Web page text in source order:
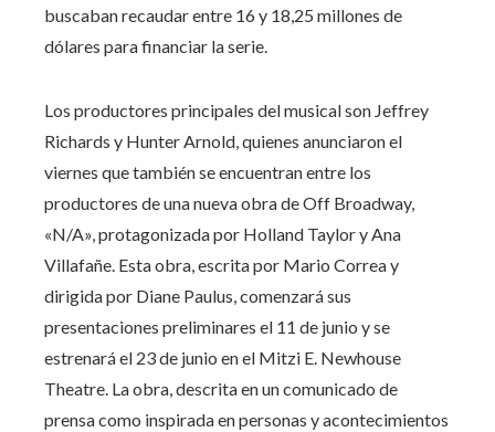
buscaban recaudar entre 16 y 18,25 millones de
dólares para financiar la serie.
Los productores principales del musical son Jeffrey
Richards y Hunter Arnold, quienes anunciaron el
viernes que también se encuentran entre los
productores de una nueva obra de Off Broadway,
«N/A», protagonizada por Holland Taylor y Ana
Villafañe. Esta obra, escrita por Mario Correa y
dirigida por Diane Paulus, comenzará sus
presentaciones preliminares el 11 de junio y se
estrenará el 23 de junio en el Mitzi E. Newhouse
Theatre. La obra, descrita en un comunicado de
prensa como inspirada en personas y acontecimientos